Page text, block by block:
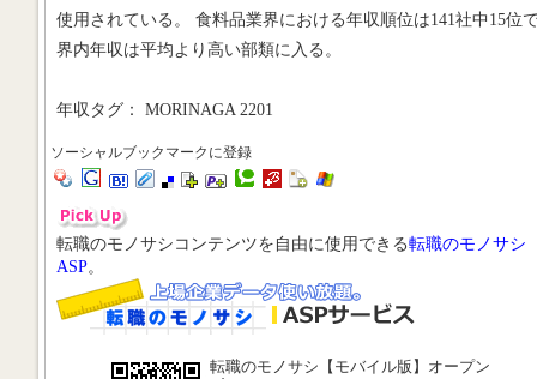
使用されている。 食料品業界における年収順位は141社中15位
界内年収は平均より高い部類に入る。
年収タグ： MORINAGA 2201
ソーシャルブックマークに登録
転職のモノサシコンテンツを自由に使用できる転職のモノサシ
ASP。
転職のモノサシ【モバイル版】オープン